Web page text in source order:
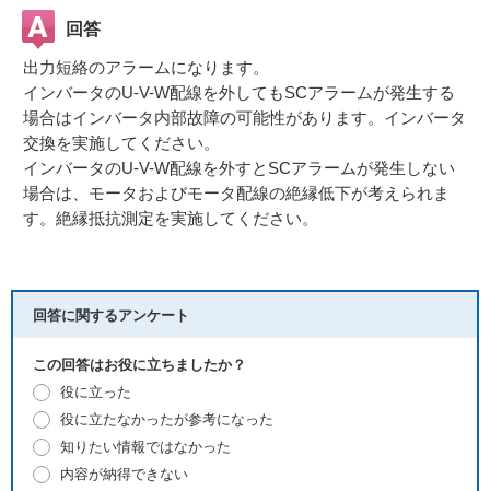
回答
出力短絡のアラームになります。
インバータのU-V-W配線を外してもSCアラームが発生する
場合はインバータ内部故障の可能性があります。インバータ
交換を実施してください。
インバータのU-V-W配線を外すとSCアラームが発生しない
場合は、モータおよびモータ配線の絶縁低下が考えられま
す。絶縁抵抗測定を実施してください。
回答に関するアンケート
この回答はお役に立ちましたか？
役に立った
役に立たなかったが参考になった
知りたい情報ではなかった
内容が納得できない